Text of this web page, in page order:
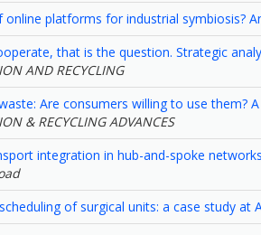
online platforms for industrial symbiosis?
that is the question. Strategic
AND RECYCLING
Are consumers willing to use them?
& RECYCLING ADVANCES
integration in hub-and-spoke
of surgical units: a case study at